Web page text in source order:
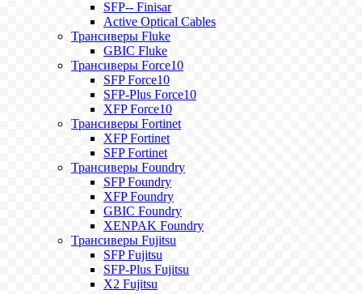
SFP-- Finisar
Active Optical Cables
Трансиверы Fluke
GBIC Fluke
Трансиверы Force10
SFP Force10
SFP-Plus Force10
XFP Force10
Трансиверы Fortinet
XFP Fortinet
SFP Fortinet
Трансиверы Foundry
SFP Foundry
XFP Foundry
GBIC Foundry
XENPAK Foundry
Трансиверы Fujitsu
SFP Fujitsu
SFP-Plus Fujitsu
X2 Fujitsu